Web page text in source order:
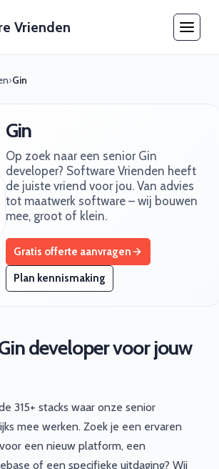
Vrienden
›Gin
Gin
Op zoek naar een senior Gin
developer? Software Vrienden heeft
de juiste vriend voor jou. Van advies
tot maatwerk software – wij bouwen
mee, groot of klein.
Gratis offerte aanvragen
Plan kennismaking
developer voor jouw
315+ stacks waar onze senior
mee werken. Zoek je een ervaren
een nieuw platform, een
of een specifieke uitdaging? Wij